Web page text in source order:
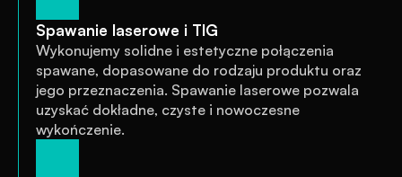
Spawanie laserowe i TIG
Wykonujemy solidne i estetyczne połączenia
spawane, dopasowane do rodzaju produktu oraz
jego przeznaczenia. Spawanie laserowe pozwala
uzyskać dokładne, czyste i nowoczesne
wykończenie.